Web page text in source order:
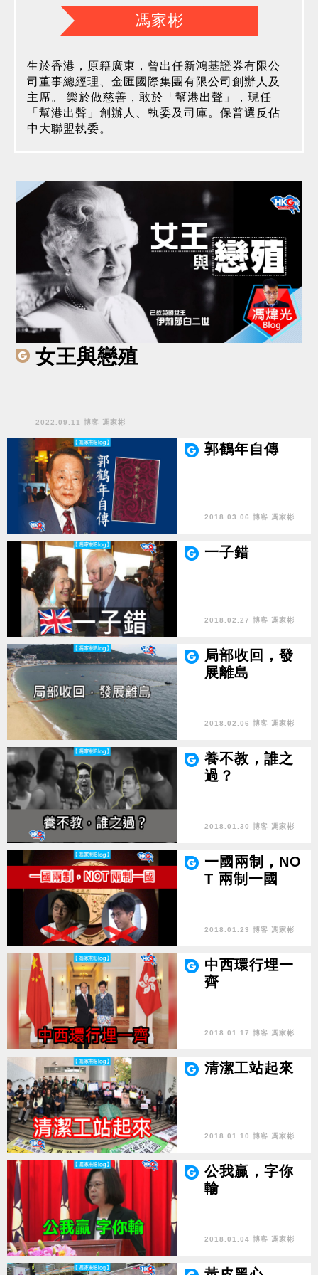
馮家彬
生於香港，原籍廣東，曾出任新鴻基證券有限公
司董事總經理、金匯國際集團有限公司創辦人及
主席。 樂於做慈善，敢於「幫港出聲」，現任
「幫港出聲」創辦人、執委及司庫。保普選反佔
中大聯盟執委。
女王與戀殖
2022.09.11 博客 馮家彬
郭鶴年自傳
2018.03.06 博客 馮家彬
一子錯
2018.02.27 博客 馮家彬
局部收回，發
展離島
2018.02.06 博客 馮家彬
養不教，誰之
過？
2018.01.30 博客 馮家彬
一國兩制，NO
T 兩制一國
2018.01.23 博客 馮家彬
中西環行埋一
齊
2018.01.17 博客 馮家彬
清潔工站起來
2018.01.10 博客 馮家彬
公我贏，字你
輸
2018.01.04 博客 馮家彬